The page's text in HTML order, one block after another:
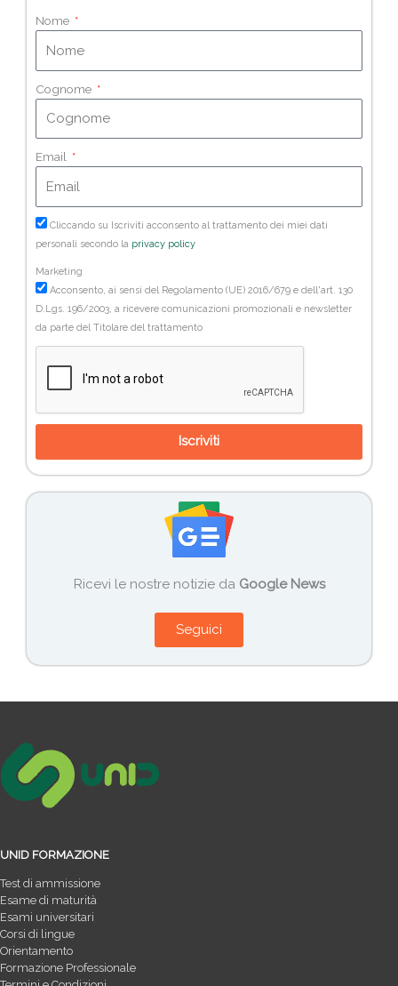
Nome
Cognome
Email
Cliccando su Iscriviti acconsento al trattamento dei miei dati
personali secondo la privacy policy
Marketing
Acconsento, ai sensi del Regolamento (UE) 2016/679 e dell'art. 130
D.Lgs. 196/2003, a ricevere comunicazioni promozionali e newsletter
da parte del Titolare del trattamento
Iscriviti
Ricevi le nostre notizie da Google News
Seguici
UNID FORMAZIONE
Test di ammissione
Esame di maturità
Esami universitari
Corsi di lingue
Orientamento
Formazione Professionale